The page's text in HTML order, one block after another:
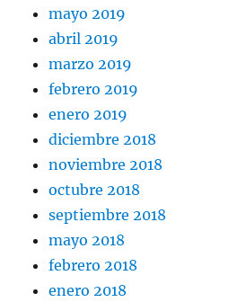
mayo 2019
abril 2019
marzo 2019
febrero 2019
enero 2019
diciembre 2018
noviembre 2018
octubre 2018
septiembre 2018
mayo 2018
febrero 2018
enero 2018